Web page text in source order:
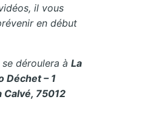
il vous
en début
se déroulera àLa
Déchet – 1
Calvé, 75012